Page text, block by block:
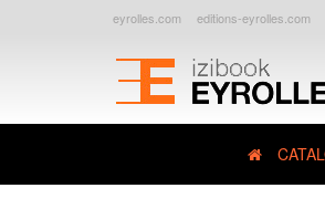
eyrolles.com editions-eyrolles.com